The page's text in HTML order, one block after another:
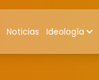
Noticias Ideología